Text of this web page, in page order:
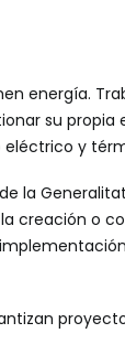
energía.
su propia
eléctrico y
de la
creación o